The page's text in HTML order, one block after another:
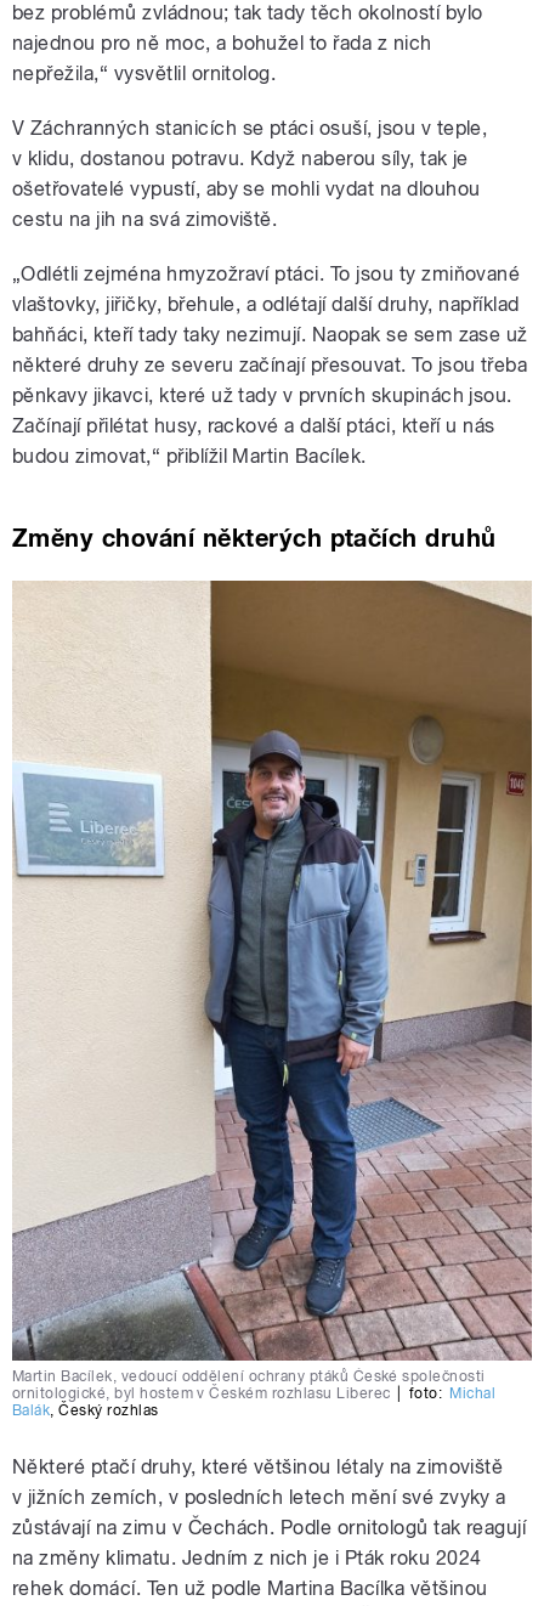
bez problémů zvládnou; tak tady těch okolností bylo
najednou pro ně moc, a bohužel to řada z nich
nepřežila,“ vysvětlil ornitolog.
V Záchranných stanicích se ptáci osuší, jsou v teple,
v klidu, dostanou potravu. Když naberou síly, tak je
ošetřovatelé vypustí, aby se mohli vydat na dlouhou
cestu na jih na svá zimoviště.
„Odlétli zejména hmyzožraví ptáci. To jsou ty zmiňované
vlaštovky, jiřičky, břehule, a odlétají další druhy, například
bahňáci, kteří tady taky nezimují. Naopak se sem zase už
některé druhy ze severu začínají přesouvat. To jsou třeba
pěnkavy jikavci, které už tady v prvních skupinách jsou.
Začínají přilétat husy, rackové a další ptáci, kteří u nás
budou zimovat,“ přiblížil Martin Bacílek.
Změny chování některých ptačích druhů
Martin Bacílek, vedoucí oddělení ochrany ptáků České společnosti
ornitologické, byl hostem v Českém rozhlasu Liberec
foto: Michal
Balák,Český rozhlas
Některé ptačí druhy, které většinou létaly na zimoviště
v jižních zemích, v posledních letech mění své zvyky a
zůstávají na zimu v Čechách. Podle ornitologů tak reagují
na změny klimatu. Jedním z nich je i Pták roku 2024
rehek domácí. Ten už podle Martina Bacílka většinou